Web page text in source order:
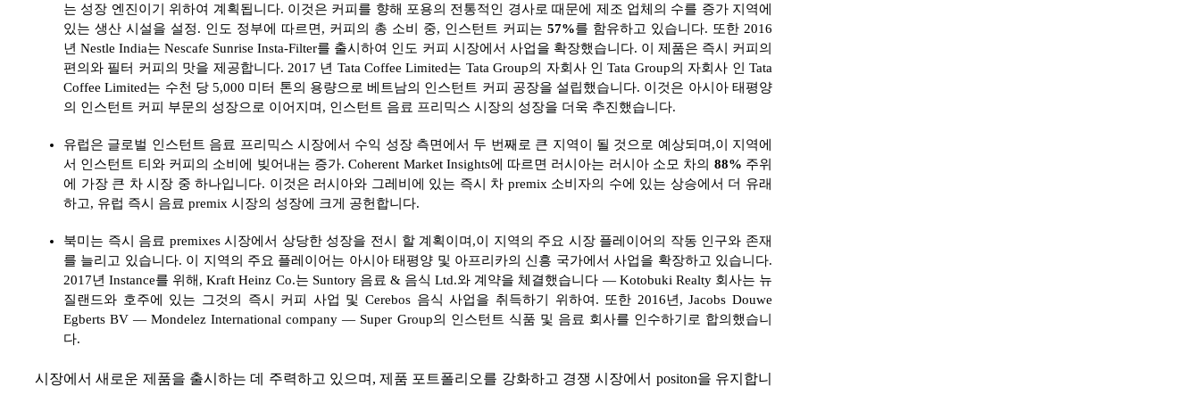
는 성장 엔진이기 위하여 계획됩니다. 이것은 커피를 향해 포용의 전통적인 경사로 때문에 제조 업체의 수를 증가 지역에
있는 생산 시설을 설정. 인도 정부에 따르면, 커피의 총 소비 중, 인스턴트 커피는 57%를 함유하고 있습니다. 또한 2016
년 Nestle India는 Nescafe Sunrise Insta-Filter를 출시하여 인도 커피 시장에서 사업을 확장했습니다. 이 제품은 즉시 커피의
편의와 필터 커피의 맛을 제공합니다. 2017 년 Tata Coffee Limited는 Tata Group의 자회사 인 Tata Group의 자회사 인 Tata
Coffee Limited는 수천 당 5,000 미터 톤의 용량으로 베트남의 인스턴트 커피 공장을 설립했습니다. 이것은 아시아 태평양
의 인스턴트 커피 부문의 성장으로 이어지며, 인스턴트 음료 프리믹스 시장의 성장을 더욱 추진했습니다.
유럽은 글로벌 인스턴트 음료 프리믹스 시장에서 수익 성장 측면에서 두 번째로 큰 지역이 될 것으로 예상되며,이 지역에
서 인스턴트 티와 커피의 소비에 빚어내는 증가. Coherent Market Insights에 따르면 러시아는 러시아 소모 차의 88% 주위
에 가장 큰 차 시장 중 하나입니다. 이것은 러시아와 그레비에 있는 즉시 차 premix 소비자의 수에 있는 상승에서 더 유래
하고, 유럽 즉시 음료 premix 시장의 성장에 크게 공헌합니다.
북미는 즉시 음료 premixes 시장에서 상당한 성장을 전시 할 계획이며,이 지역의 주요 시장 플레이어의 작동 인구와 존재
를 늘리고 있습니다. 이 지역의 주요 플레이어는 아시아 태평양 및 아프리카의 신흥 국가에서 사업을 확장하고 있습니다.
2017년 Instance를 위해, Kraft Heinz Co.는 Suntory 음료 & 음식 Ltd.와 계약을 체결했습니다 — Kotobuki Realty 회사는 뉴
질랜드와 호주에 있는 그것의 즉시 커피 사업 및 Cerebos 음식 사업을 취득하기 위하여. 또한 2016년, Jacobs Douwe
Egberts BV — Mondelez International company — Super Group의 인스턴트 식품 및 음료 회사를 인수하기로 합의했습니
다.
시장에서 새로운 제품을 출시하는 데 주력하고 있으며, 제품 포트폴리오를 강화하고 경쟁 시장에서 positon을 유지합니